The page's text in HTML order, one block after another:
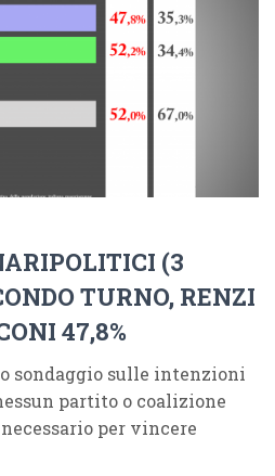
(3
TURNO, RENZI
47,8%
sondaggio sulle intenzioni
partito o coalizione
per vincere